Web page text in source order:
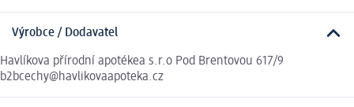
Výrobce / Dodavatel
Havlíkova přírodní apotékea s.r.o Pod Brentovou 617/9
b2bcechy@havlikovaapoteka.cz